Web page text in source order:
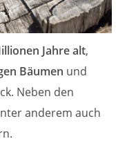
Jahre alt,
Bäumen und
Neben den
anderem auch